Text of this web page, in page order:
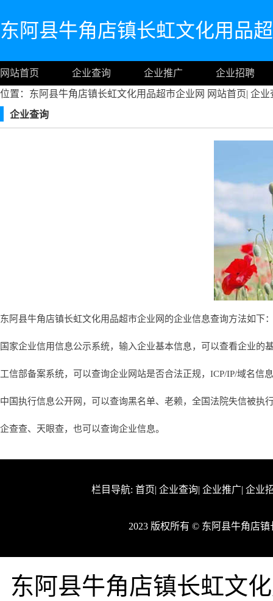
东阿县牛角店镇长虹文化用品
网站首页 企业查询 企业推广
企业招聘
位置：东阿县牛角店镇长虹文化用品超市企业网 网站首页| 企业
企业查询
东阿县牛角店镇长虹文化用品超市企业网的企业信息查询方法如下
国家企业信用信息公示系统，输入企业基本信息，可以查看企业的
工信部备案系统，可以查询企业网站是否合法正规，ICP/IP/域名信
中国执行信息公开网，可以查询黑名单、老赖，全国法院失信被执
企查查、天眼查，也可以查询企业信息。
栏目导航: 首页| 企业查询| 企业推广| 企业
2023 版权所有 © 东阿县牛角店
东阿县牛角店镇长虹文